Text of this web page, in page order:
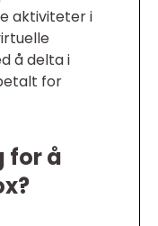
aktiviteter i
å delta i
for
for å